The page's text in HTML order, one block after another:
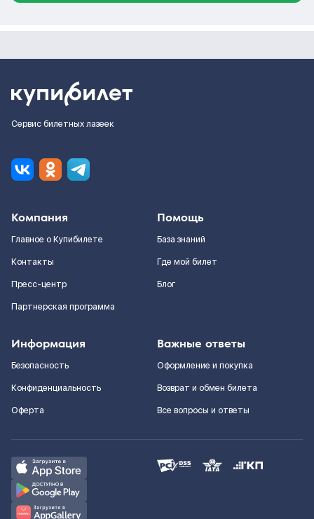
Сервис билетных лазеек
Компания
Главное о Купибилете
Контакты
Пресс-центр
Партнерская программа
Помощь
База знаний
Где мой билет
Блог
Информация
Безопасность
Конфиденциальность
Оферта
Важные ответы
Оформление и покупка
Возврат и обмен билета
Все вопросы и ответы